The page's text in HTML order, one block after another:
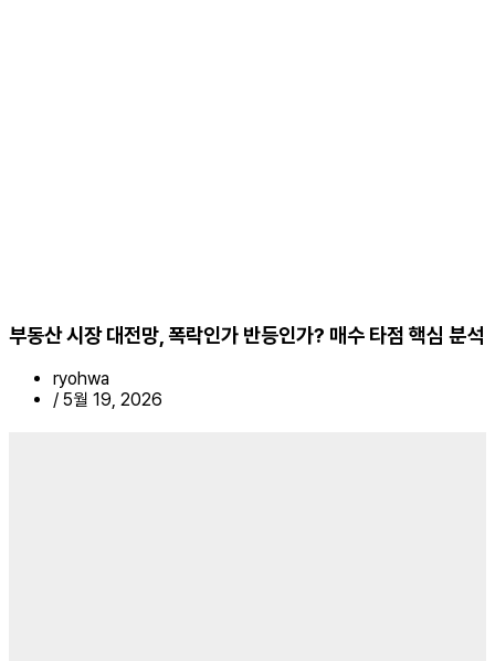
부동산 시장 대전망, 폭락인가 반등인가? 매수 타점 핵심 분석
ryohwa
/ 5월 19, 2026